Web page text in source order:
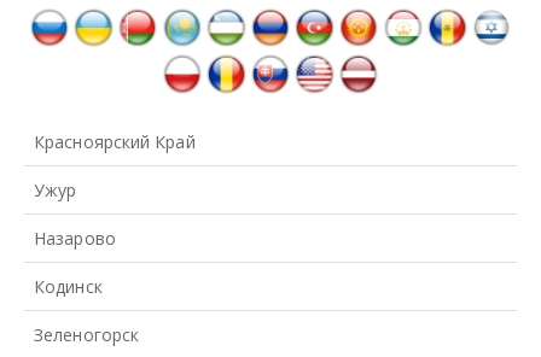
Красноярский Край
Ужур
Назарово
Кодинск
Зеленогорск